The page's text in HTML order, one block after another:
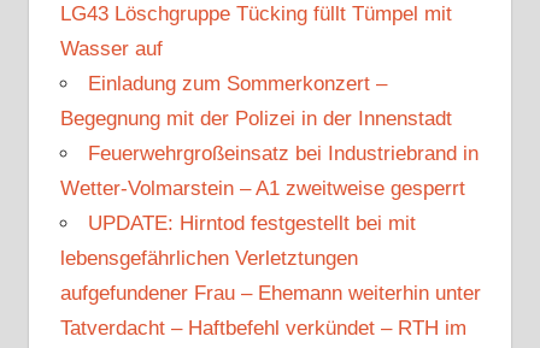
LG43 Löschgruppe Tücking füllt Tümpel mit
Wasser auf
Einladung zum Sommerkonzert –
Begegnung mit der Polizei in der Innenstadt
Feuerwehrgroßeinsatz bei Industriebrand in
Wetter-Volmarstein – A1 zweitweise gesperrt
UPDATE: Hirntod festgestellt bei mit
lebensgefährlichen Verletztungen
aufgefundener Frau – Ehemann weiterhin unter
Tatverdacht – Haftbefehl verkündet – RTH im